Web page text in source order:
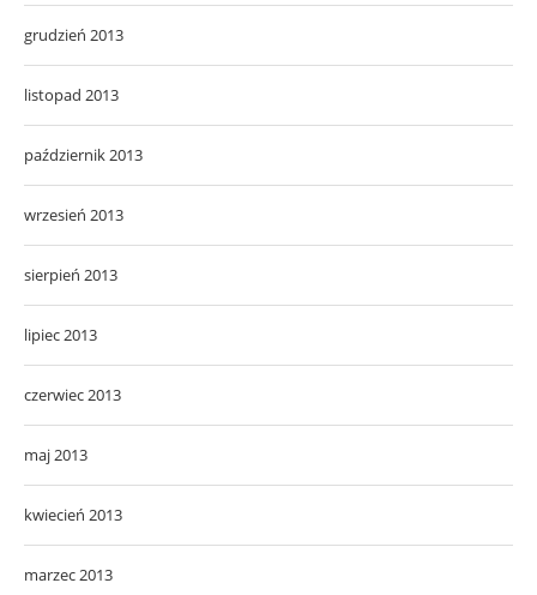
grudzień 2013
listopad 2013
październik 2013
wrzesień 2013
sierpień 2013
lipiec 2013
czerwiec 2013
maj 2013
kwiecień 2013
marzec 2013